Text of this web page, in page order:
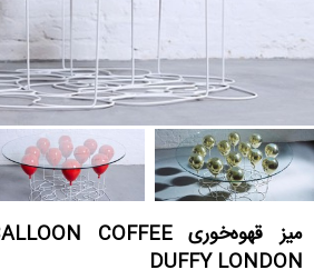
DUFFY LONDON